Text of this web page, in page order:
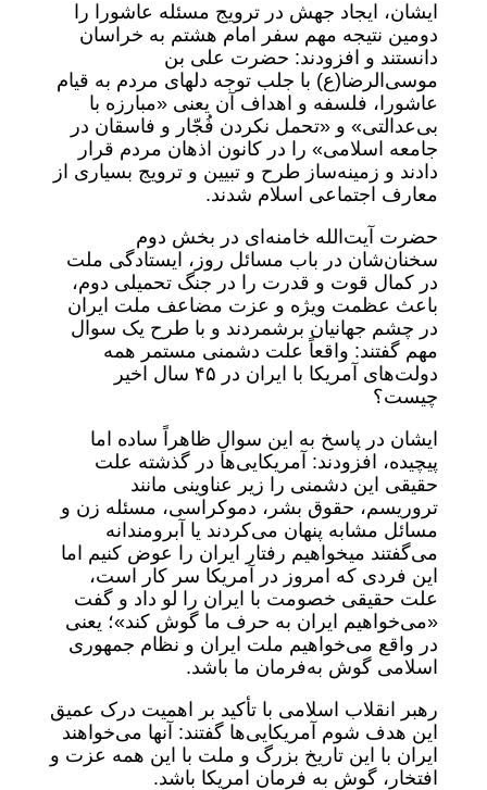
ایشان، ایجاد جهش در ترویج مسئله عاشورا را
دومین نتیجه مهم سفر امام هشتم به خراسان
دانستند و افزودند: حضرت علی بن
موسی‌الرضا(ع) با جلب توجه دلهای مردم به قیام
عاشورا، فلسفه و اهداف آن یعنی «مبارزه با
بی‌عدالتی» و «تحمل نکردن فُجّار و فاسقان در
جامعه اسلامی» را در کانون اذهان مردم قرار
دادند و زمینه‌ساز طرح و تبیین و ترویج بسیاری از
معارف اجتماعی اسلام شدند.
حضرت آیت‌الله خامنه‌ای در بخش دوم
سخنان‌شان در باب مسائل روز، ایستادگی ملت
در کمال قوت و قدرت را در جنگ تحمیلی دوم،
باعث عظمت ویژه و عزت مضاعف ملت ایران
در چشم جهانیان برشمردند و با طرح یک سوال
مهم گفتند: واقعاً علت دشمنی مستمر همه
دولت‌های آمریکا با ایران در ۴۵ سال اخیر
چیست؟
ایشان در پاسخ به این سوالِ ظاهراً ساده اما
پیچیده، افزودند: آمریکایی‌ها در گذشته علت
حقیقی این دشمنی را زیر عناوینی مانند
تروریسم، حقوق بشر، دموکراسی، مسئله زن و
مسائل مشابه پنهان می‌کردند یا آبرومندانه
می‌گفتند میخواهیم رفتار ایران را عوض کنیم اما
این فردی که امروز در آمریکا سر کار است،
علت حقیقی خصومت با ایران را لو داد و گفت
«می‌خواهیم ایران به حرف ما گوش کند»؛ یعنی
در واقع می‌خواهیم ملت ایران و نظام جمهوری
اسلامی گوش به‌فرمان ما باشد.
رهبر انقلاب اسلامی با تأکید بر اهمیت درک عمیق
این هدف شوم آمریکایی‌ها گفتند: آنها می‌خواهند
ایران با این تاریخ بزرگ و ملت با این همه عزت و
افتخار، گوش به‌ فرمان امریکا باشد.